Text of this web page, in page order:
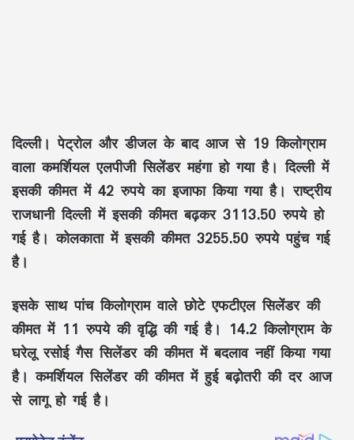
दिल्ली। पेट्रोल और डीजल के बाद आज से 19 किलोग्राम
वाला कमर्शियल एलपीजी सिलेंडर महंगा हो गया है। दिल्ली में
इसकी कीमत में 42 रुपये का इजाफा किया गया है। राष्ट्रीय
राजधानी दिल्ली में इसकी कीमत बढ़कर 3113.50 रुपये हो
गई है। कोलकाता में इसकी कीमत 3255.50 रुपये पहुंच गई
है।
इसके साथ पांच किलोग्राम वाले छोटे एफटीएल सिलेंडर की
कीमत में 11 रुपये की वृद्धि की गई है। 14.2 किलोग्राम के
घरेलू रसोई गैस सिलेंडर की कीमत में बदलाव नहीं किया गया
है। कमर्शियल सिलेंडर की कीमत में हुई बढ़ोतरी की दर आज
से लागू हो गई है।